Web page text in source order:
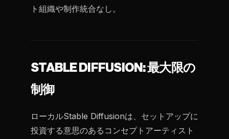
ト組織や制作統合なし。
STABLE DIFFUSION: 最大限の
制御
ローカルStable Diffusionは、セットアップに
投資する意思のあるコンセプトアーティスト